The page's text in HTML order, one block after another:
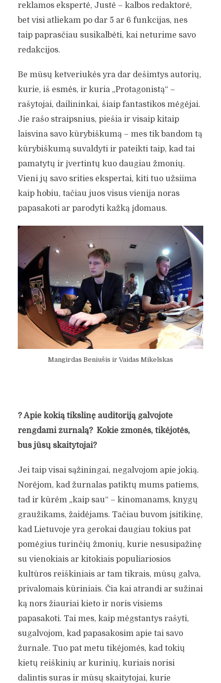
reklamos ekspertė, Justė – kalbos redaktorė,
bet visi atliekam po dar 5 ar 6 funkcijas, nes
taip paprasčiau susikalbėti, kai neturime savo
redakcijos.
Be mūsų ketveriukės yra dar dešimtys autorių,
kurie, iš esmės, ir kuria „Protagonistą“ –
rašytojai, dailininkai, šiaip fantastikos mėgėjai.
Jie rašo straipsnius, piešia ir visaip kitaip
laisvina savo kūrybiškumą – mes tik bandom tą
kūrybiškumą suvaldyti ir pateikti taip, kad tai
pamatytų ir įvertintų kuo daugiau žmonių.
Vieni jų savo srities ekspertai, kiti tuo užsiima
kaip hobiu, tačiau juos visus vienija noras
papasakoti ar parodyti kažką įdomaus.
Mangirdas Beniušis ir Vaidas Mikelskas
?Apie kokią tikslinę auditoriją galvojote
rengdami žurnalą? Kokie žmonės, tikėjotės,
bus jūsų skaitytojai?
Jei taip visai sąžiningai, negalvojom apie jokią.
Norėjom, kad žurnalas patiktų mums patiems,
tad ir kūrėm „kaip sau“ – kinomanams, knygų
graužikams, žaidėjams. Tačiau buvom įsitikinę,
kad Lietuvoje yra gerokai daugiau tokius pat
pomėgius turinčių žmonių, kurie nesusipažinę
su vienokiais ar kitokiais populiariosios
kultūros reiškiniais ar tam tikrais, mūsų galva,
privalomais kūriniais. Čia kai atrandi ar sužinai
ką nors žiauriai kieto ir noris visiems
papasakoti. Tai mes, kaip mėgstantys rašyti,
sugalvojom, kad papasakosim apie tai savo
žurnale. Tuo pat metu tikėjomės, kad tokių
kietų reiškinių ar kurinių, kuriais norisi
dalintis suras ir mūsų skaitytojai, kurie